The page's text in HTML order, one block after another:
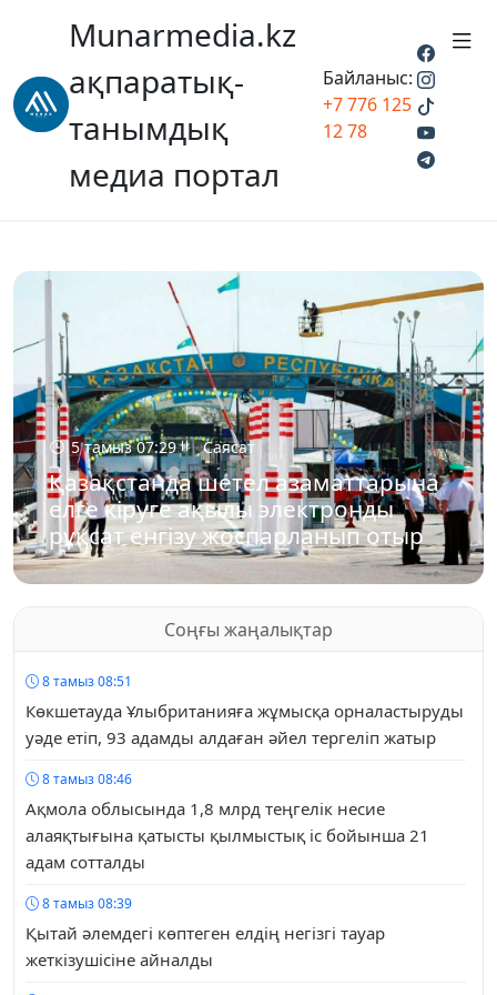
Munarmedia.kz
ақпаратық-
танымдық
медиа портал
Байланыс:
+7 776 125
12 78
5 тамыз 07:29 Саясат
Қазақстанда шетел азаматтарына
елге кіруге ақылы электронды
рұқсат енгізу жоспарланып отыр
Соңғы жаңалықтар
8 тамыз 08:51
Көкшетауда Ұлыбританияға жұмысқа орналастыруды
уәде етіп, 93 адамды алдаған әйел тергеліп жатыр
8 тамыз 08:46
Ақмола облысында 1,8 млрд теңгелік несие
алаяқтығына қатысты қылмыстық іс бойынша 21
адам сотталды
8 тамыз 08:39
Қытай әлемдегі көптеген елдің негізгі тауар
жеткізушісіне айналды